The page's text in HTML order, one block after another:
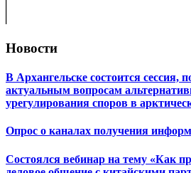
Новости
В Архангельске состоится сессия,
актуальным вопросам
урегулирования споров в
Опрос о каналах получения
Состоялся вебинар на тему «Как